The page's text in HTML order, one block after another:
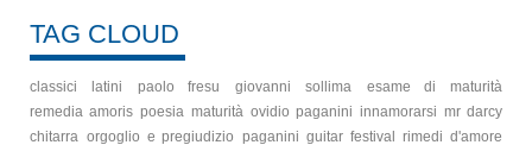
TAG CLOUD
classici latini paolo fresu giovanni sollima
esame di maturità
remedia amoris poesia maturità ovidio paganini innamorarsi mr darcy
chitarra orgoglio e pregiudizio paganini guitar festival rimedi d'amore